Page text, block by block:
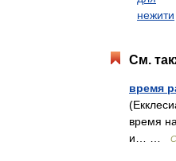
нежити
См.
время
время
и… …